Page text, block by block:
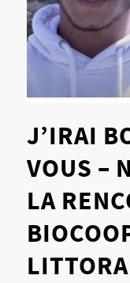
J’IRAI
VOUS –
LA